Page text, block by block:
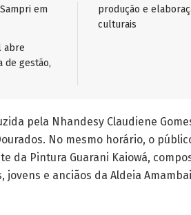
em
abre
de gestão,
produção e
culturais
pela Nhandesy Claudiene
No mesmo horário, o
da Pintura Guarani Kaiowá,
e anciãos da Aldeia